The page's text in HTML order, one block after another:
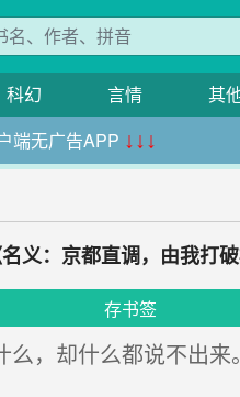
科幻 言情 其
端无广告APP ↓↓↓
义：京都直调，由我打破
存书签
，却什么都说不出来。